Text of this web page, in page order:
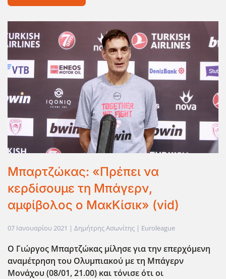
Μπαρτζώκας: «Πρέπει να
κερδίσουμε τη Μπάγερν,
αμφίβολος ο ΜακΚίσικ» (vid)
07 Ιανουαρίου 2021 | Δημήτρης Ασωνίτης | Euroleague
Ο Γιώργος Μπαρτζώκας μίλησε για την επερχόμενη
αναμέτρηση του Ολυμπιακού με τη Μπάγερν
Μονάχου (08/01, 21.00) και τόνισε ότι οι